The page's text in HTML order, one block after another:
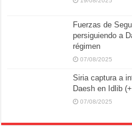
Fuerzas de
persiguiendo a
régimen
07/08/2025
Siria captura a
Daesh en Idlib
07/08/2025